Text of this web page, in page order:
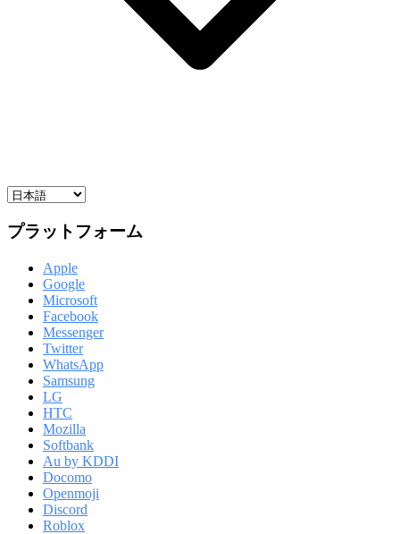
プラットフォーム
Apple
Google
Microsoft
Facebook
Messenger
Twitter
WhatsApp
Samsung
LG
HTC
Mozilla
Softbank
Au by KDDI
Docomo
Openmoji
Discord
Roblox